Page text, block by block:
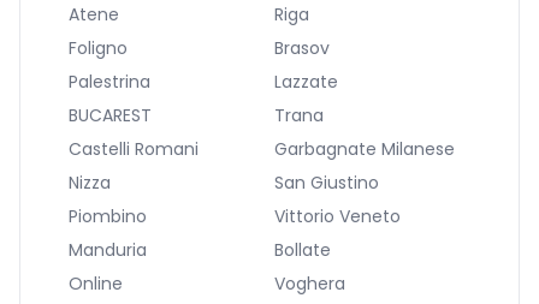
Atene
Riga
Foligno
Brasov
Palestrina
Lazzate
BUCAREST
Trana
Castelli Romani
Garbagnate Milanese
Nizza
San Giustino
Piombino
Vittorio Veneto
Manduria
Bollate
Online
Voghera